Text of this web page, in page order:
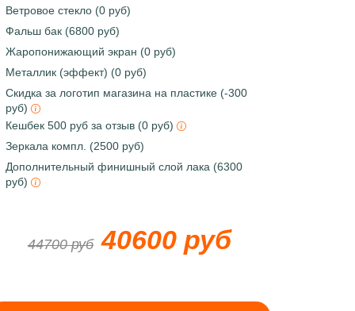
Ветровое стекло (0 руб)
Фальш бак (6800 руб)
Жаропонижающий экран (0 руб)
Металлик (эффект) (0 руб)
Скидка за логотип магазина на пластике (-300
руб)
Кешбек 500 руб за отзыв (0 руб)
Зеркала компл. (2500 руб)
Дополнительный финишный слой лака (6300
руб)
44700 руб 40600 руб